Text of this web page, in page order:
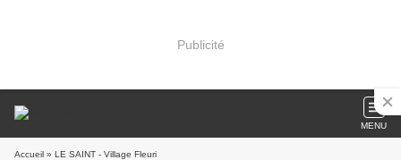
Publicité
MENU
Accueil » LE SAINT - Village Fleuri